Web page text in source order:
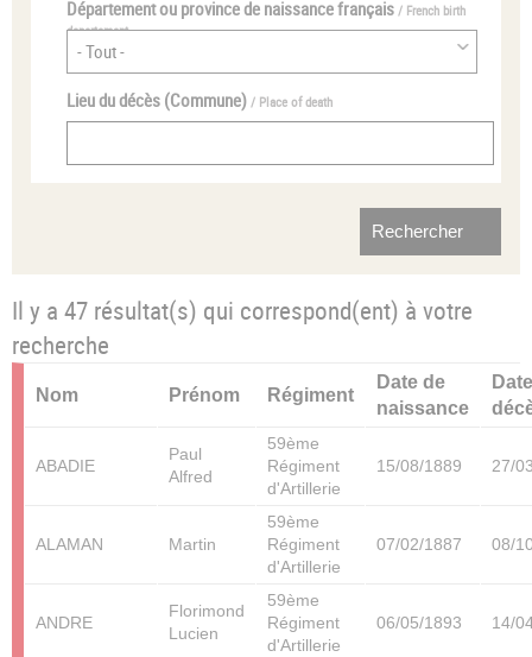
Département ou province de naissance français / French birth
departement
Lieu du décès (Commune) / Place of death
Il y a 47 résultat(s) qui correspond(ent) à votre
recherche
Nom Prénom Régiment
Date de
naissance
ABADIE
Paul
Alfred
59ème
Régiment
d'Artillerie
15/08/1889 27/
ALAMAN Martin
59ème
Régiment
d'Artillerie
07/02/1887 08/
ANDRE
Florimond
Lucien
59ème
Régiment
d'Artillerie
06/05/1893 14/